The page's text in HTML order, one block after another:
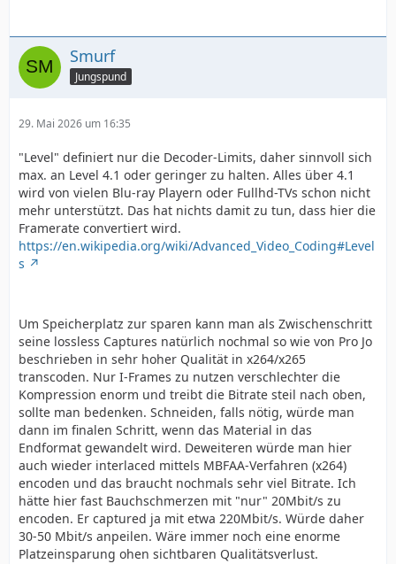
Smurf
Jungspund
29. Mai 2026 um 16:35
"Level" definiert nur die Decoder-Limits, daher sinnvoll sich
max. an Level 4.1 oder geringer zu halten. Alles über 4.1
wird von vielen Blu-ray Playern oder Fullhd-TVs schon nicht
mehr unterstützt. Das hat nichts damit zu tun, dass hier die
Framerate convertiert wird.
https://en.wikipedia.org/wiki/Advanced_Video_Coding#Level
s
Um Speicherplatz zur sparen kann man als Zwischenschritt
seine lossless Captures natürlich nochmal so wie von Pro Jo
beschrieben in sehr hoher Qualität in x264/x265
transcoden. Nur I-Frames zu nutzen verschlechter die
Kompression enorm und treibt die Bitrate steil nach oben,
sollte man bedenken. Schneiden, falls nötig, würde man
dann im finalen Schritt, wenn das Material in das
Endformat gewandelt wird. Deweiteren würde man hier
auch wieder interlaced mittels MBFAA-Verfahren (x264)
encoden und das braucht nochmals sehr viel Bitrate. Ich
hätte hier fast Bauchschmerzen mit "nur" 20Mbit/s zu
encoden. Er captured ja mit etwa 220Mbit/s. Würde daher
30-50 Mbit/s anpeilen. Wäre immer noch eine enorme
Platzeinsparung ohen sichtbaren Qualitätsverlust.